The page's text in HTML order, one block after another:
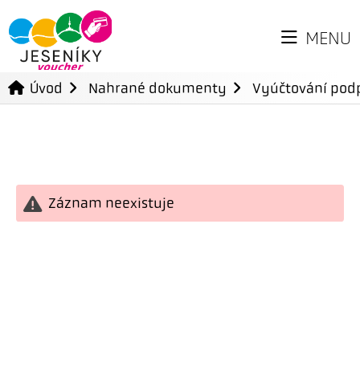
MENU
Úvod Nahrané dokumenty Vyúčtování
Záznam neexistuje